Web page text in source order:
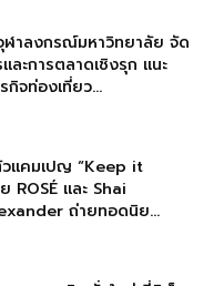
ฬาลงกรณ์มหาวิทยาลัย จัด
ละการตลาดเชิงรุก แนะ
จท่องเที่ยว...
วแคมเปญ “Keep it
ROSÉ และ Shai
ถ่ายทอดนิย...